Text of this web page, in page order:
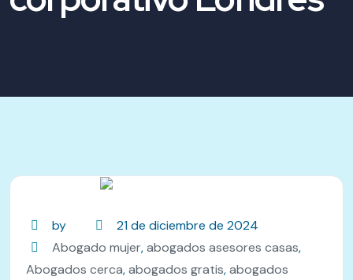
by
21 de diciembre de 2024
Abogado mujer,abogados asesores casas,
Abogados cerca,abogados gratis,abogados